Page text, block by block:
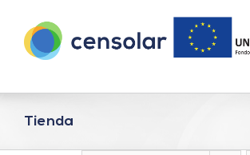
contenido
Tienda